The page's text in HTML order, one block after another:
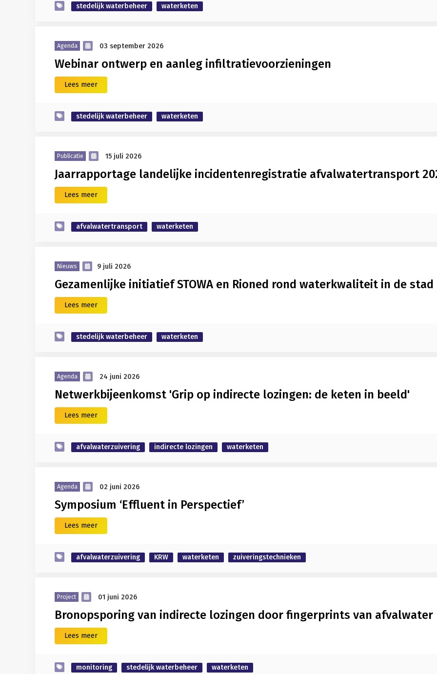
stedelijk waterbeheer waterketen
Agenda 03 september 2026
Webinar ontwerp en aanleg infiltratievoorzieningen
Lees meer
stedelijk waterbeheer waterketen
Publicatie 15 juli 2026
Jaarrapportage landelijke incidentenregistratie afvalwatertransport
Lees meer
afvalwatertransport waterketen
Nieuws 9 juli 2026
Gezamenlijke initiatief STOWA en Rioned rond waterkwaliteit in de stad
Lees meer
stedelijk waterbeheer waterketen
Agenda 24 juni 2026
Netwerkbijeenkomst 'Grip op indirecte lozingen: de keten in beeld'
Lees meer
afvalwaterzuivering indirecte lozingen waterketen
Agenda 02 juni 2026
Symposium ‘Effluent in Perspectief’
Lees meer
afvalwaterzuivering KRW waterketen zuiveringstechnieken
Project 01 juni 2026
Bronopsporing van indirecte lozingen door fingerprints van afvalwater
Lees meer
monitoring stedelijk waterbeheer waterketen